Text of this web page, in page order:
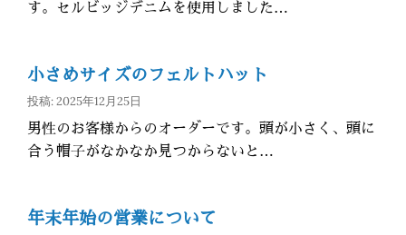
す。セルビッジデニムを使用しました…
小さめサイズのフェルトハット
投稿: 2025年12月25日
男性のお客様からのオーダーです。頭が小さく、頭に
合う帽子がなかなか見つからないと…
年末年始の営業について